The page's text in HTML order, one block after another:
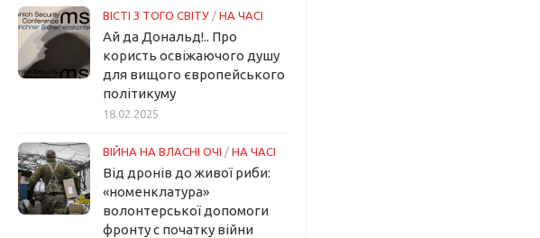
ВІСТІ З ТОГО СВІТУ / НА ЧАСІ
Ай да Дональд!.. Про
користь освіжаючого душу
для вищого європейського
політикуму
18.02.2025
ВІЙНА НА ВЛАСНІ ОЧІ / НА ЧАСІ
Від дронів до живої риби:
«номенклатура»
волонтерської допомоги
фронту с початку війни